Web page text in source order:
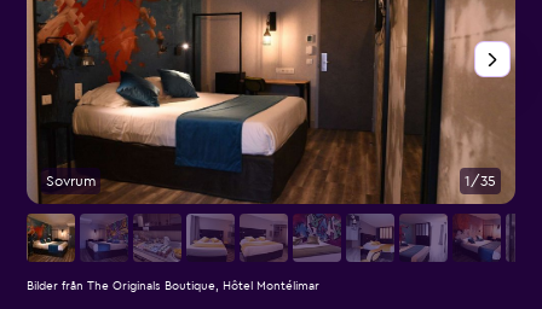
Sovrum 1/35
Bilder från The Originals Boutique, Hôtel Montélimar